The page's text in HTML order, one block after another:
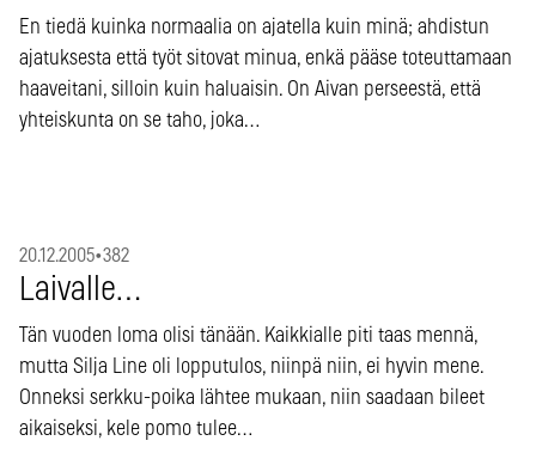
En tiedä kuinka normaalia on ajatella kuin minä; ahdistun
ajatuksesta että työt sitovat minua, enkä pääse toteuttamaan
haaveitani, silloin kuin haluaisin. On Aivan perseestä, että
yhteiskunta on se taho, joka…
20.12.2005•382
Laivalle…
Tän vuoden loma olisi tänään. Kaikkialle piti taas mennä,
mutta Silja Line oli lopputulos, niinpä niin, ei hyvin mene.
Onneksi serkku-poika lähtee mukaan, niin saadaan bileet
aikaiseksi, kele pomo tulee…